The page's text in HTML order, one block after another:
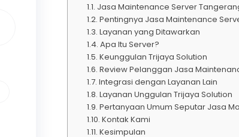
Jasa Maintenance Server
Pentingnya Jasa Maintenance
Layanan yang Ditawarkan
Apa Itu Server?
Keunggulan Trijaya Solution
Review Pelanggan Jasa
Integrasi dengan Layanan Lain
Layanan Unggulan Trijaya Solution
Pertanyaan Umum Seputar Jasa
Kontak Kami
Kesimpulan